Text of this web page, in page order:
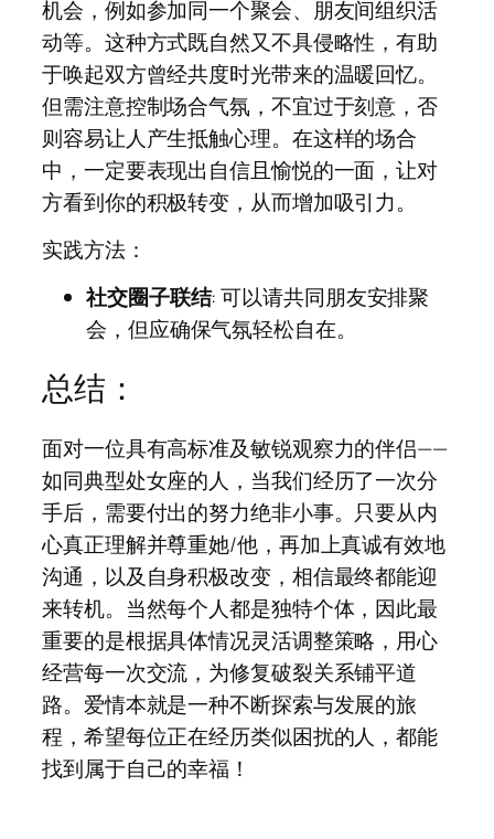
机会，例如参加同一个聚会、朋友间组织活
动等。这种方式既自然又不具侵略性，有助
于唤起双方曾经共度时光带来的温暖回忆。
但需注意控制场合气氛，不宜过于刻意，否
则容易让人产生抵触心理。在这样的场合
中，一定要表现出自信且愉悦的一面，让对
方看到你的积极转变，从而增加吸引力。
实践方法：
社交圈子联结: 可以请共同朋友安排聚
会，但应确保气氛轻松自在。
总结：
面对一位具有高标准及敏锐观察力的伴侣——
如同典型处女座的人，当我们经历了一次分
手后，需要付出的努力绝非小事。只要从内
心真正理解并尊重她/他，再加上真诚有效地
沟通，以及自身积极改变，相信最终都能迎
来转机。当然每个人都是独特个体，因此最
重要的是根据具体情况灵活调整策略，用心
经营每一次交流，为修复破裂关系铺平道
路。爱情本就是一种不断探索与发展的旅
程，希望每位正在经历类似困扰的人，都能
找到属于自己的幸福！